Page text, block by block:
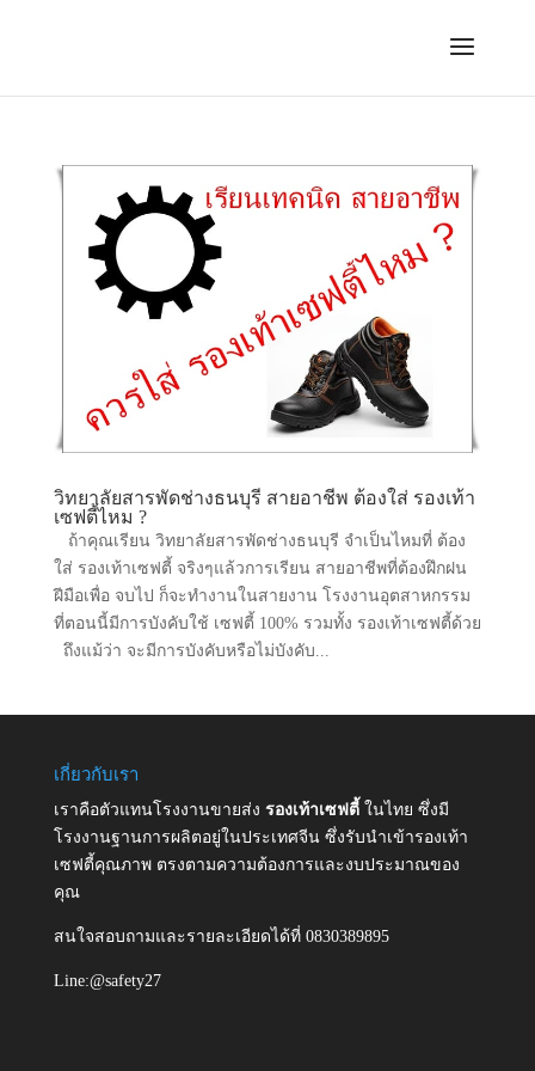
วิทยาลัยสารพัดช่างธนบุรี สายอาชีพ ต้องใส่ รองเท้า
เซฟตี้ไหม ?
ถ้าคุณเรียน วิทยาลัยสารพัดช่างธนบุรี จำเป็นไหมที่ ต้อง
ใส่ รองเท้าเซฟตี้ จริงๆแล้วการเรียน สายอาชีพที่ต้องฝึกฝน
ฝีมือเพื่อ จบไป ก็จะทำงานในสายงาน โรงงานอุตสาหกรรม
ที่ตอนนี้มีการบังคับใช้ เซฟตี้ 100% รวมทั้ง รองเท้าเซฟตี้ด้วย
ถึงแม้ว่า จะมีการบังคับหรือไม่บังคับ...
เกี่ยวกับเรา
เราคือตัวแทนโรงงานขายส่ง รองเท้าเซฟตี้ ในไทย ซึ่งมี
โรงงานฐานการผลิตอยู่ในประเทศจีน ซึ่งรับนำเข้ารองเท้า
เซฟตี้คุณภาพ ตรงตามความต้องการและงบประมาณของ
คุณ
สนใจสอบถามและรายละเอียดได้ที่ 0830389895
Line:@safety27